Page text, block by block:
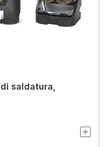
saldatura,